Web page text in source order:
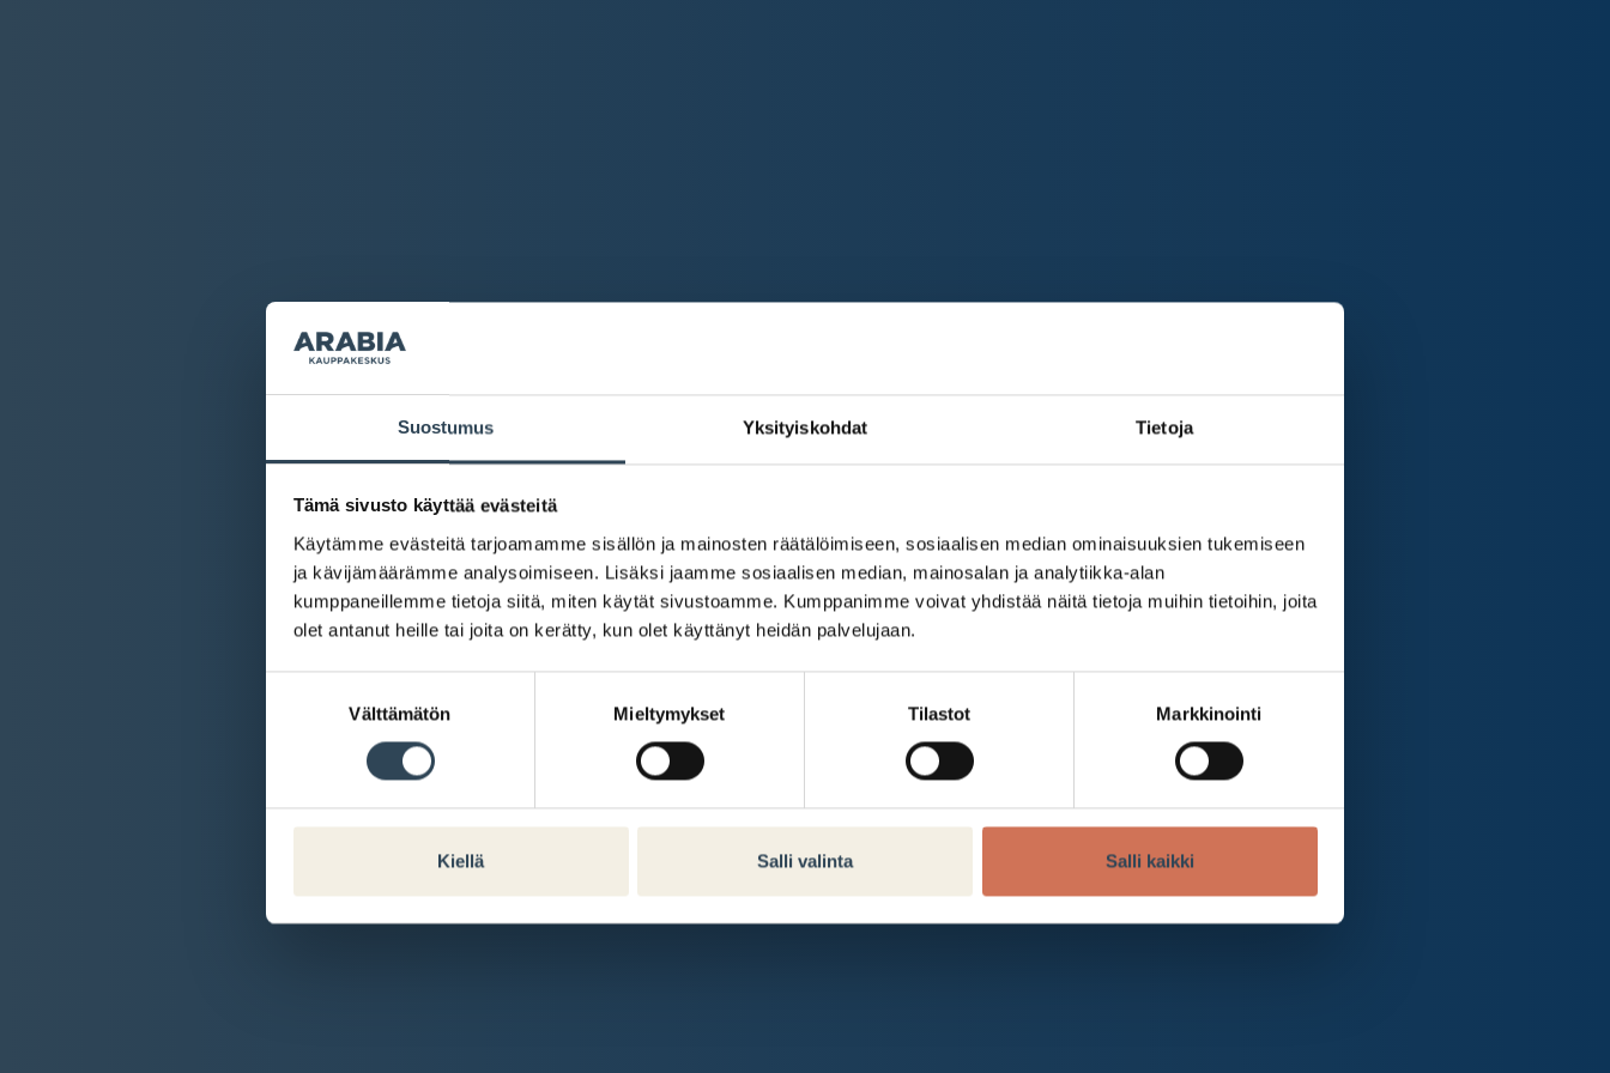
Suostumus Yksityiskohdat Tietoja
Tämä sivusto käyttää evästeitä
Käytämme evästeitä tarjoamamme sisällön ja mainosten räätälöimiseen, sosiaalisen median ominaisuuksien tukemiseen
ja kävijämäärämme analysoimiseen. Lisäksi jaamme sosiaalisen median, mainosalan ja analytiikka-alan
kumppaneillemme tietoja siitä, miten käytät sivustoamme. Kumppanimme voivat yhdistää näitä tietoja muihin tietoihin, joita
olet antanut heille tai joita on kerätty, kun olet käyttänyt heidän palvelujaan.
Välttämätön Mieltymykset Tilastot Markkinointi
Kiellä Salli valinta Salli kaikki
Kauppakeskus Arabia
Intranet
Et ole kirjautunut sisään.Kirjaudu sisään